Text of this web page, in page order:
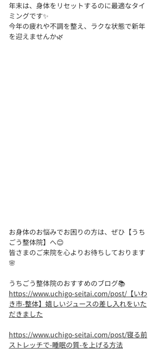
年末は、身体をリセットするのに最適なタイ
ミングです✨
今年の疲れや不調を整え、ラクな状態で新年
を迎えませんか🌿
お身体のお悩みでお困りの方は、ぜひ【うち
ごう整体院】へ😊
皆さまのご来院を心よりお待ちしております
🌸
うちごう整体院のおすすめのブログ📚
https://www.uchigo-seitai.com/post/【いわ
き市-整体】嬉しいジュースの差し入れをいた
だきました
https://www.uchigo-seitai.com/post/寝る前
ストレッチで-睡眠の質-を上げる方法